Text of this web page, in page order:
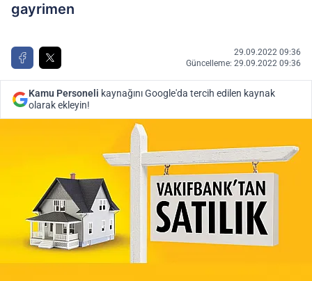
gayrimen
29.09.2022 09:36
Güncelleme: 29.09.2022 09:36
Kamu Personeli kaynağını Google'da tercih edilen kaynak
olarak ekleyin!